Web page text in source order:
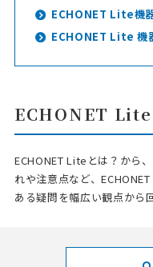
ECHONET Lite機
ECHONET Lite 機
ECHONET Lite
ECHONET Liteとは？から
れや注意点など、
ある疑問を幅広い観点から